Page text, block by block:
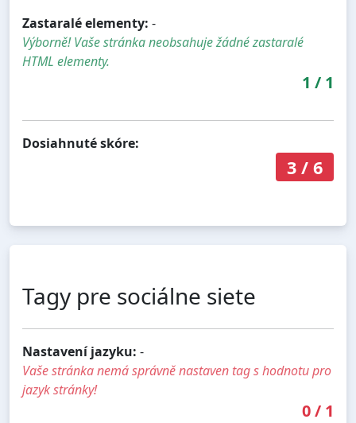
Zastaralé elementy: -
Výborně! Vaše stránka neobsahuje žádné zastaralé
HTML elementy.
1 / 1
Dosiahnuté skóre:
3/ 6
Tagy pre sociálne siete
Nastavení jazyku: -
Vaše stránka nemá správně nastaven tag s hodnotu pro
jazyk stránky!
0/ 1